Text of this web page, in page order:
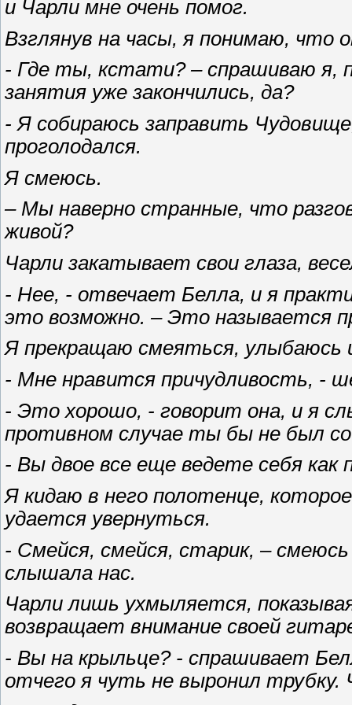
и Чарли мне очень помог.
Взглянув на часы, я понимаю, что
- Где ты, кстати? – спрашиваю я,
занятия уже закончились, да?
- Я собираюсь заправить
проголодался.
Я смеюсь.
– Мы наверно странные, что
живой?
Чарли закатывает свои глаза,
- Нее, - отвечает Белла, и я
это возможно. – Это называется
Я прекращаю смеяться, улыбаюсь
- Мне нравится причудливость, -
- Это хорошо, - говорит она, и я
противном случае ты бы не был
- Вы двое все еще ведете себя как
Я кидаю в него полотенце,
удается увернуться.
- Смейся, смейся, старик, –
слышала нас.
Чарли лишь ухмыляется,
возвращает внимание своей
- Вы на крыльце? - спрашивает
отчего я чуть не выронил